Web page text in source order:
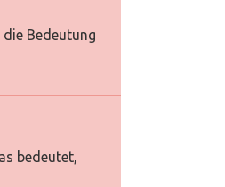
Bedeutung
bedeutet,